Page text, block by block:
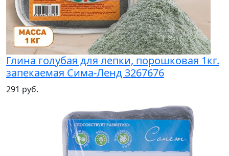
Глина голубая для лепки, порошковая 1кг.
запекаемая Сима-Ленд 3267676
291 руб.